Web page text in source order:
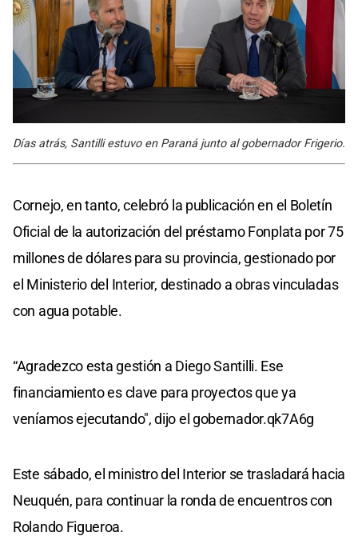
Días atrás, Santilli estuvo en Paraná junto al gobernador Frigerio.
Cornejo, en tanto, celebró la publicación en el Boletín
Oficial de la autorización del préstamo Fonplata por 75
millones de dólares para su provincia, gestionado por
el Ministerio del Interior, destinado a obras vinculadas
con agua potable.
“Agradezco esta gestión a Diego Santilli. Ese
financiamiento es clave para proyectos que ya
veníamos ejecutando", dijo el gobernador.qk7A6g
Este sábado, el ministro del Interior se trasladará hacia
Neuquén, para continuar la ronda de encuentros con
Rolando Figueroa.